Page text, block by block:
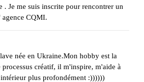
. Je me suis inscrite pour rencontrer un
CQMI.
née en Ukraine.Mon hobby est la
processus créatif, il m'inspire, m'aide à
plus profondément :))))))